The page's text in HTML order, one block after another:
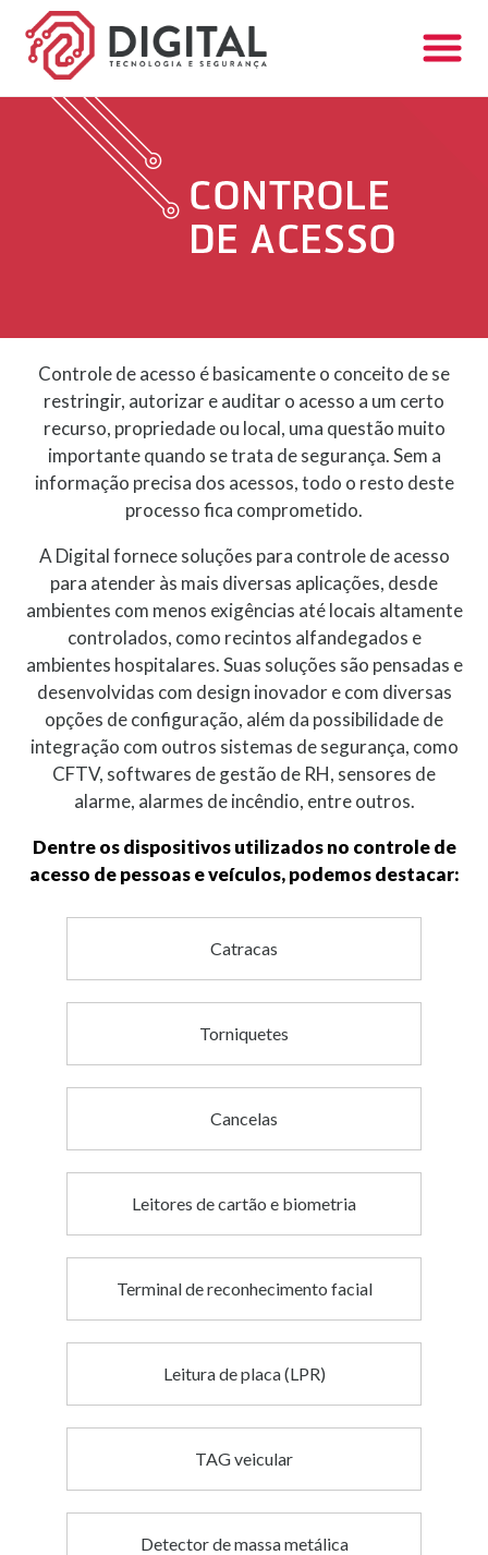
Controle de acesso é basicamente o conceito de se
restringir, autorizar e auditar o acesso a um certo
recurso, propriedade ou local, uma questão muito
importante quando se trata de segurança. Sem a
informação precisa dos acessos, todo o resto deste
processo fica comprometido.
A Digital fornece soluções para controle de acesso
para atender às mais diversas aplicações, desde
ambientes com menos exigências até locais altamente
controlados, como recintos alfandegados e
ambientes hospitalares. Suas soluções são pensadas e
desenvolvidas com design inovador e com diversas
opções de configuração, além da possibilidade de
integração com outros sistemas de segurança, como
CFTV, softwares de gestão de RH, sensores de
alarme, alarmes de incêndio, entre outros.
Dentre os dispositivos utilizados no controle de
acesso de pessoas e veículos, podemos destacar:
Catracas
Torniquetes
Cancelas
Leitores de cartão e biometria
Terminal de reconhecimento facial
Leitura de placa (LPR)
TAG veicular
Detector de massa metálica